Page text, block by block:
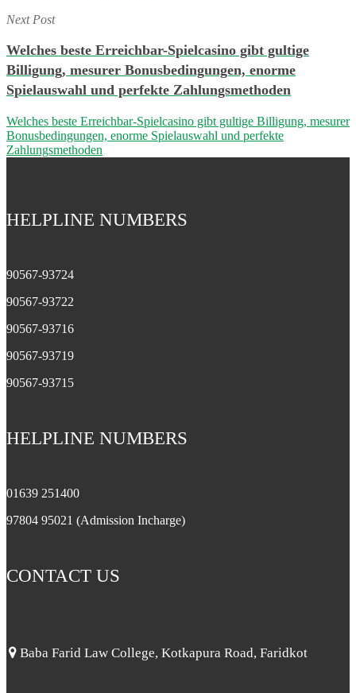
Next Post
Welches beste Erreichbar-Spielcasino gibt gultige
Billigung, mesurer Bonusbedingungen, enorme
Spielauswahl und perfekte Zahlungsmethoden
Welches beste Erreichbar-Spielcasino gibt gultige Billigung, mesurer
Bonusbedingungen, enorme Spielauswahl und perfekte
Zahlungsmethoden
HELPLINE NUMBERS
90567-93724
90567-93722
90567-93716
90567-93719
90567-93715
HELPLINE NUMBERS
01639 251400
97804 95021 (Admission Incharge)
CONTACT US
Baba Farid Law College, Kotkapura Road, Faridkot